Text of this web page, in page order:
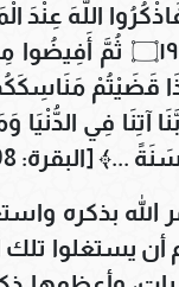
اللَّهَ عِنْدَ
مِنْ قَبْلِهِ لَمِنَ
غَفُورٌ رَحِيمٌ۝١٩٩ فَإِذَا
[البقرة: 198-203].
الله بذكره
أن يستغلوا